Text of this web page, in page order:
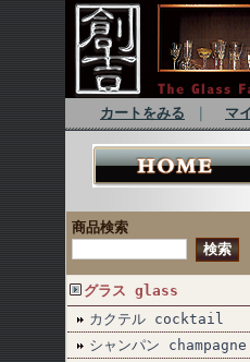
カートをみる マ
商品検索
グラス glass
カクテル cocktail
シャンパン champagne